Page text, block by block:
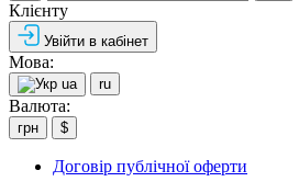
Клієнту
Увійти в кабінет
Мова:
ua ru
Валюта:
грн $
Договір публічної оферти